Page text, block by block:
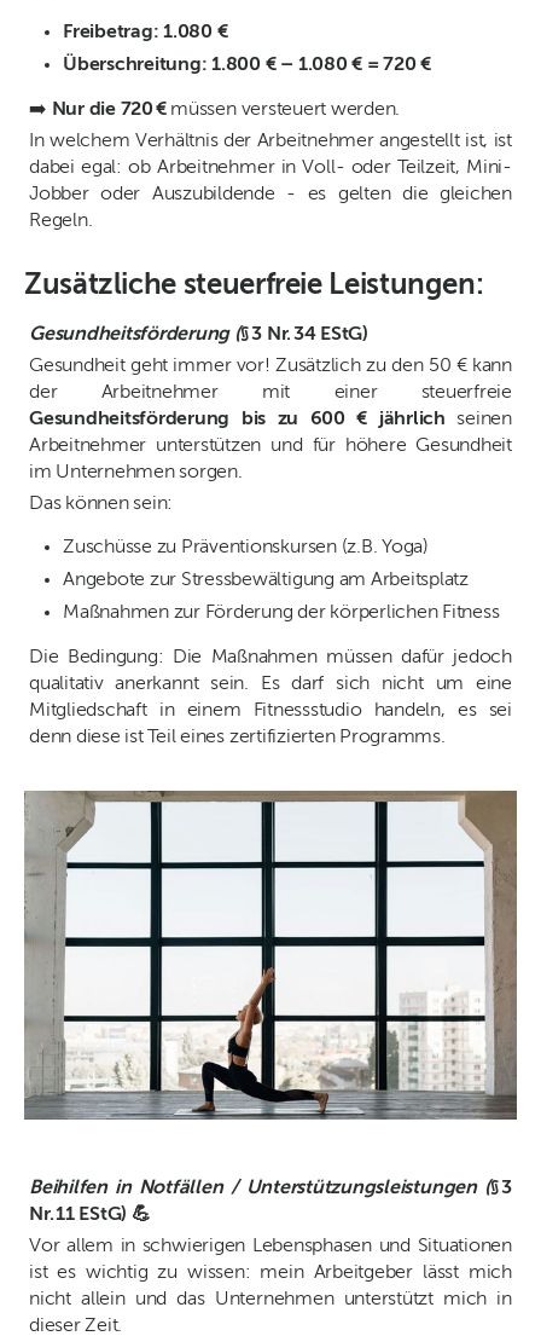
Freibetrag: 1.080 €
Überschreitung: 1.800 € – 1.080 € = 720 €
➡️ Nur die 720 €müssen versteuert werden.
In welchem Verhältnis der Arbeitnehmer angestellt ist, ist
dabei egal: ob Arbeitnehmer in Voll- oder Teilzeit, Mini-
Jobber oder Auszubildende - es gelten die gleichen
Regeln.
Zusätzliche steuerfreie Leistungen:
Gesundheitsförderung (§ 3 Nr. 34 EStG)
Gesundheit geht immer vor! Zusätzlich zu den 50 € kann
der Arbeitnehmer mit einer steuerfreie
Gesundheitsförderung bis zu 600 € jährlich seinen
Arbeitnehmer unterstützen und für höhere Gesundheit
im Unternehmen sorgen.
Das können sein:
Zuschüsse zu Präventionskursen (z.B. Yoga)
Angebote zur Stressbewältigung am Arbeitsplatz
Maßnahmen zur Förderung der körperlichen Fitness
Die Bedingung: Die Maßnahmen müssen dafür jedoch
qualitativ anerkannt sein. Es darf sich nicht um eine
Mitgliedschaft in einem Fitnessstudio handeln, es sei
denn diese ist Teil eines zertifizierten Programms.
Beihilfen in Notfällen / Unterstützungsleistungen (§ 3
Nr. 11 EStG) 💪
Vor allem in schwierigen Lebensphasen und Situationen
ist es wichtig zu wissen: mein Arbeitgeber lässt mich
nicht allein und das Unternehmen unterstützt mich in
dieser Zeit.